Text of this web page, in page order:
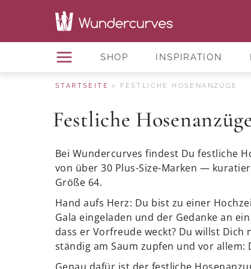
SHOP INSPIRATION
STARTSEITE FESTLICHE HOSENANZÜGE
Festliche
Bei Wundercurves findest Du festliche
von über 30 Plus-Size-Marken —
Größe 64.
Hand aufs Herz: Du bist zu einer
Gala eingeladen und der Gedanke an
dass er Vorfreude weckt? Du willst
ständig am Saum zupfen und vor allem: